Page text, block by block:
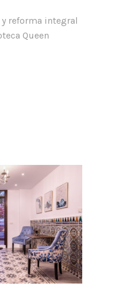
reforma integral
Queen